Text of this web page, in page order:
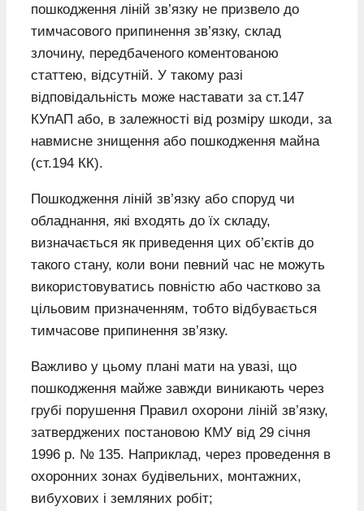
пошкодження ліній зв’язку не призвело до
тимчасового припинення зв’язку, склад
злочину, передбаченого коментованою
статтею, відсутній. У такому разі
відповідальність може наставати за ст.147
КУпАП або, в залежності від розміру шкоди, за
навмисне знищення або пошкодження майна
(ст.194 КК).
Пошкодження ліній зв’язку або споруд чи
обладнання, які входять до їх складу,
визначається як приведення цих об’єктів до
такого стану, коли вони певний час не можуть
використовуватись повністю або частково за
цільовим призначенням, тобто відбувається
тимчасове припинення зв’язку.
Важливо у цьому плані мати на увазі, що
пошкодження майже завжди виникають через
грубі порушення Правил охорони ліній зв’язку,
затверджених постановою КМУ від 29 січня
1996 р. № 135. Наприклад, через проведення в
охоронних зонах будівельних, монтажних,
вибухових і земляних робіт;